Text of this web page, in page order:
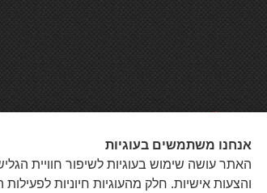
חשמליים
אנחנו משתמשים בעוגיות
האתר עושה שימוש בעוגיות לשיפור חוויית
והצעות אישיות. חלק מהעוגיות חיוניות